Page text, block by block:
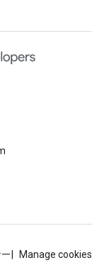
Manage cookies